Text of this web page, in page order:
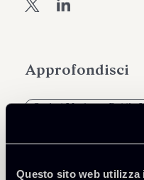
Questo sito web utilizza
Approfondisci
Capital Markets - Public